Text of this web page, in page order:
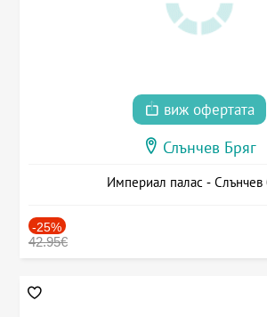
виж офертата
Слънчев Бряг
Империал палас - Слънчев
-25%
42.95€